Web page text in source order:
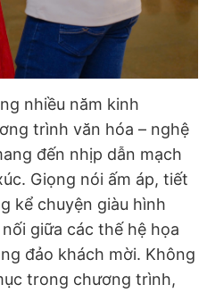
nhiều năm kinh
trình văn hóa – nghệ
đến nhịp dẫn mạch
Giọng nói ấm áp, tiết
kể chuyện giàu hình
giữa các thế hệ họa
đảo khách mời. Không
trong chương trình,